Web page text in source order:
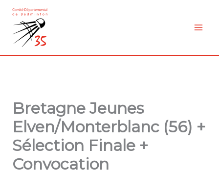
contenu
Bretagne Jeunes
Elven/Monterblanc (56) +
Sélection Finale +
Convocation